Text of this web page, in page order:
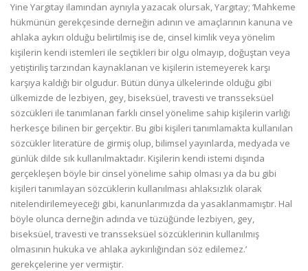
Yine Yargıtay ilamından aynıyla yazacak olursak, Yargıtay; ‘Mahkeme
hükmünün gerekçesinde derneğin adının ve amaçlarının kanuna ve
ahlaka aykırı olduğu belirtilmiş ise de, cinsel kimlik veya yönelim
kişilerin kendi istemleri ile seçtikleri bir olgu olmayıp, doğuştan veya
yetiştiriliş tarzından kaynaklanan ve kişilerin istemeyerek karşı
karşıya kaldığı bir olgudur. Bütün dünya ülkelerinde olduğu gibi
ülkemizde de lezbiyen, gey, biseksüel, travesti ve transseksüel
sözcükleri ile tanımlanan farklı cinsel yönelime sahip kişilerin varlığı
herkesçe bilinen bir gerçektir. Bu gibi kişileri tanımlamakta kullanılan
sözcükler literatüre de girmiş olup, bilimsel yayınlarda, medyada ve
günlük dilde sık kullanılmaktadır. Kişilerin kendi istemi dışında
gerçekleşen böyle bir cinsel yönelime sahip olması ya da bu gibi
kişileri tanımlayan sözcüklerin kullanılması ahlaksızlık olarak
nitelendirilemeyeceği gibi, kanunlarımızda da yasaklanmamıştır. Hal
böyle olunca derneğin adında ve tüzüğünde lezbiyen, gey,
biseksüel, travesti ve transseksüel sözcüklerinin kullanılmış
olmasının hukuka ve ahlaka aykırılığından söz edilemez.’
gerekçelerine yer vermiştir.